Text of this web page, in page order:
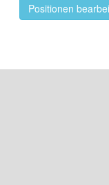
Positionen